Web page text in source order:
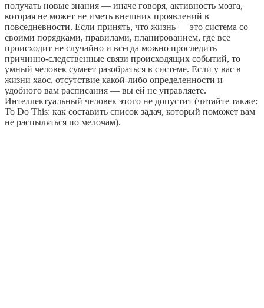
получать новые знания — иначе говоря, активность мозга,
которая не может не иметь внешних проявлений в
повседневности. Если принять, что жизнь — это система со
своими порядками, правилами, планированием, где все
происходит не случайно и всегда можно проследить
причинно-следственные связи происходящих событий, то
умный человек сумеет разобраться в системе. Если у вас в
жизни хаос, отсутствие какой-либо определенности и
удобного вам расписания — вы ей не управляете.
Интеллектуальный человек этого не допустит (читайте также:
To Do This: как составить список задач, который поможет вам
не распыляться по мелочам).